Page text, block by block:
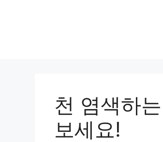
천 염색하
보세요!